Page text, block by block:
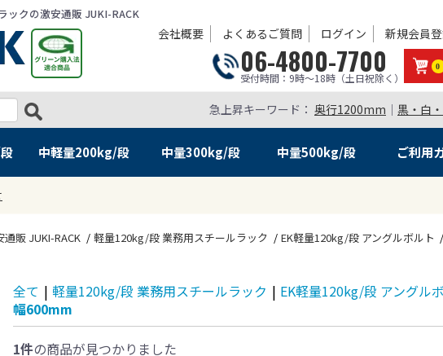
ックの激安通販 JUKI-RACK
会社概要 よくあるご質問 ログイン 新規会員
06-4800-7700
受付時間：9時～18時（土日祝除く）
0
急上昇キーワード： 奥行1200mm ｜ 黒・白
中軽量200kg/段 中量300kg/段 中量500kg/段 ご利用
販 JUKI-RACK 軽量120kg/段 業務用スチールラック EK軽量120kg/段 アングルボルト
全て | 軽量120kg/段 業務用スチールラック | EK軽量120kg/段 アングル
幅600mm
1件の商品が見つかりました